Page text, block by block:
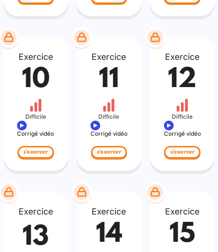
Exercice
10
Difficile
Corrigé vidéo
s'exercer
Exercice
11
Difficile
Corrigé vidéo
s'exercer
Exercice
12
Difficile
Corrigé vidéo
s'exercer
Exercice
13
Exercice
14
Exercice
15